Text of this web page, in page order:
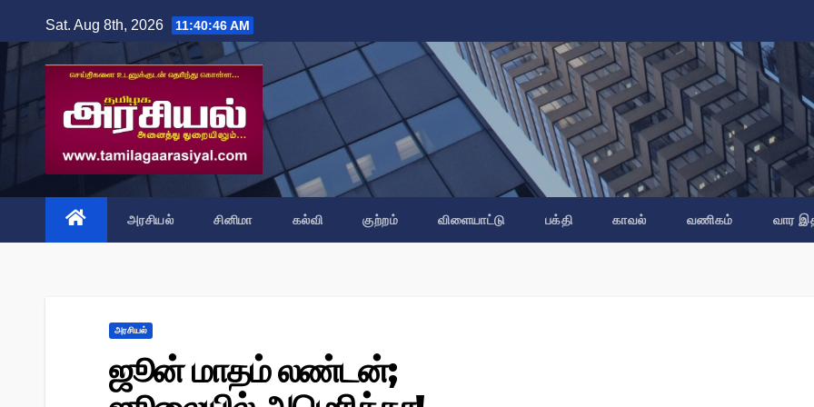
to
content
Sat. Aug 8th, 2026 11:40:47 AM
அரசியல் சினிமா கல்வி குற்றம் விளையாட்டு பக்தி காவல் வணிகம் வார
அரசியல்
ஜூன் மாதம் லண்டன்;